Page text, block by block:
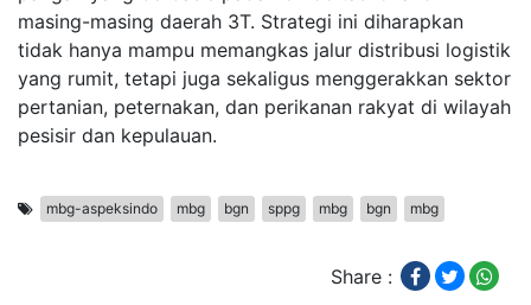
masing-masing daerah 3T. Strategi ini diharapkan
tidak hanya mampu memangkas jalur distribusi logistik
yang rumit, tetapi juga sekaligus menggerakkan sektor
pertanian, peternakan, dan perikanan rakyat di wilayah
pesisir dan kepulauan.
mbg-aspeksindo mbg bgn sppg mbg bgn mbg
Share :